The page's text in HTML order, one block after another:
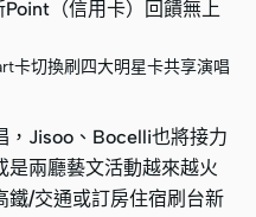
（信用卡）回饋無上
卡切換刷四大明星卡共享演唱
，Jisoo、Bocelli也將接力
是兩廳藝文活動越來越火
鐵/交通或訂房住宿刷台新